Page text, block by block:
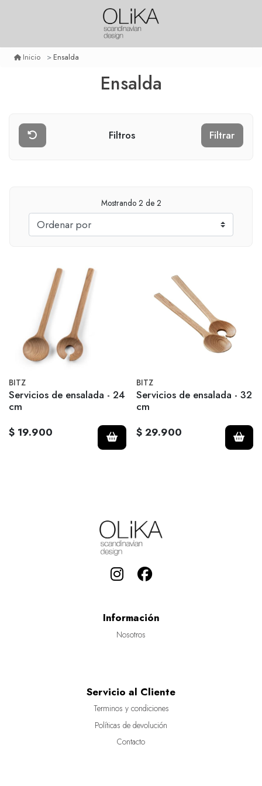
Inicio Ensalda
Ensalda
Filtros Filtrar
Mostrando 2 de 2
BITZ
Servicios de ensalada - 24
cm
$ 19.900
BITZ
Servicios de ensalada - 32
cm
$ 29.900
Información
Nosotros
Servicio al Cliente
Terminos y condiciones
Políticas de devolución
Contacto